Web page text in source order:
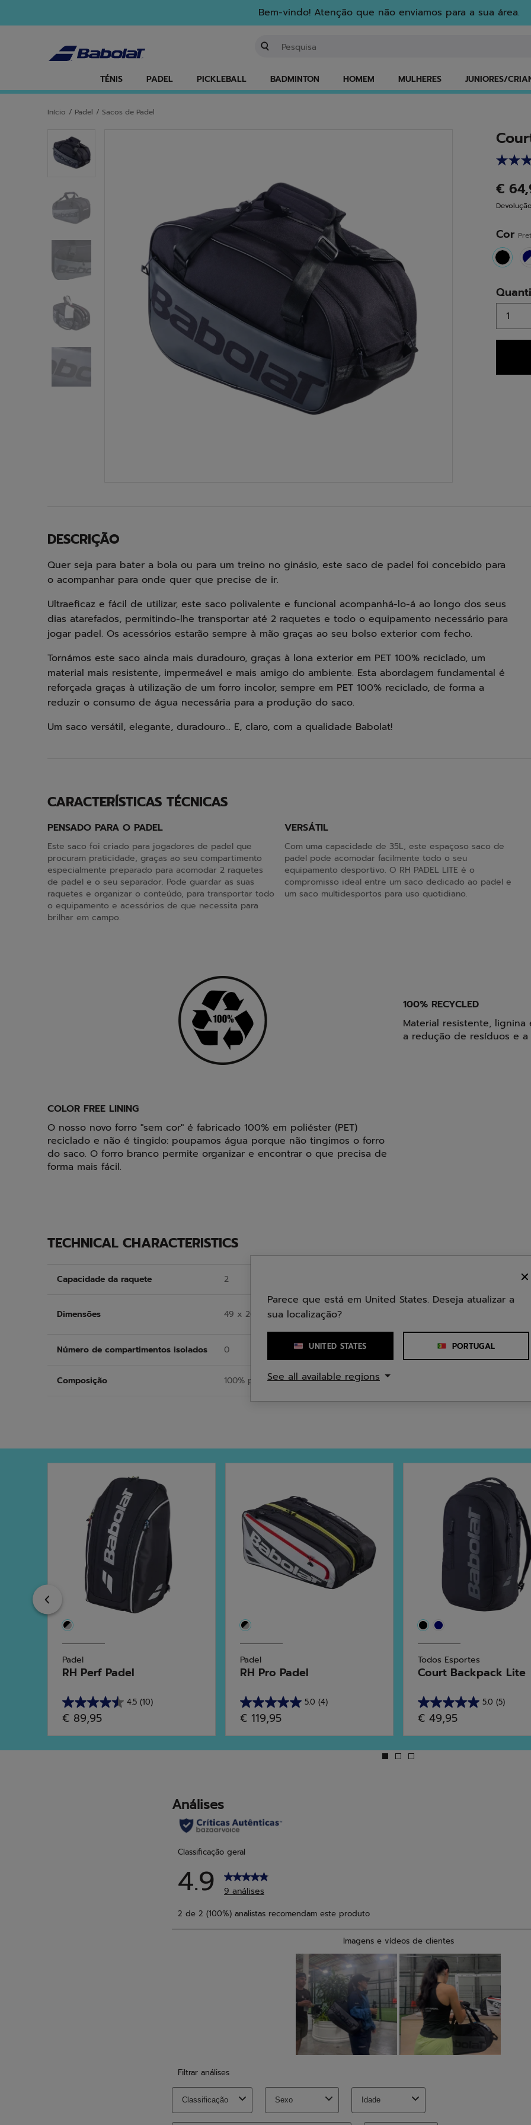
Bem-vindo! Atenção que não enviamos para a sua área.
TÉNIS PADEL PICKLEBALL BADMINTON HOMEM MULHERES JUNIORES/
Início / Padel / Sacos de Padel
€
Cor
DESCRIÇÃO
Quer seja para bater a bola ou para um treino no ginásio, este saco de padel foi concebido para
o acompanhar para onde quer que precise de ir.
Ultraeficaz e fácil de utilizar, este saco polivalente e funcional acompanhá-lo-á ao longo dos seus
dias atarefados, permitindo-lhe transportar até 2 raquetes e todo o equipamento necessário para
jogar padel. Os acessórios estarão sempre à mão graças ao seu bolso exterior com fecho.
Tornámos este saco ainda mais duradouro, graças à lona exterior em PET 100% reciclado, um
material mais resistente, impermeável e mais amigo do ambiente. Esta abordagem fundamental é
reforçada graças à utilização de um forro incolor, sempre em PET 100% reciclado, de forma a
reduzir o consumo de água necessária para a produção do saco.
Um saco versátil, elegante, duradouro... E, claro, com a qualidade Babolat!
CARACTERÍSTICAS TÉCNICAS
PENSADO PARA O PADEL
Este saco foi criado para jogadores de padel que
procuram praticidade, graças ao seu compartimento
especialmente preparado para acomodar 2 raquetes
de padel e o seu separador. Pode guardar as suas
raquetes e organizar o conteúdo, para transportar todo
o equipamento e acessórios de que necessita para
brilhar em campo.
VERSÁTIL
Com uma capacidade de 35L, este espaçoso saco de
padel pode acomodar facilmente todo o seu
equipamento desportivo. O RH PADEL LITE é o
compromisso ideal entre um saco dedicado ao padel e
um saco multidesportos para uso quotidiano.
100% RECYCLED
Material resistente,
a redução de resíduos e
COLOR FREE LINING
O nosso novo forro "sem cor" é fabricado 100% em poliéster (PET)
reciclado e não é tingido: poupamos água porque não tingimos o forro
do saco. O forro branco permite organizar e encontrar o que precisa de
forma mais fácil.
TECHNICAL CHARACTERISTICS
Capacidade da raquete 2
Dimensões 49 x 26 x 30 cm
Número de compartimentos isolados 0 Número de pegas
Composição 100% poliéster reciclado
Previous
Padel
RH Perf Padel
4.5 (10)
4.5
em
5
estrelas.
€ 89,95
Padel
RH Pro Padel
5.0 (4)
5.0
em
5
estrelas.
€ 119,95
Todos Esportes
Court Backpack Lite
5.0 (5)
5.0
em
5
estrelas.
€ 49,95
Parece que está em United States. Deseja atualizar a
sua localização?
UNITED STATES PORTUGAL
See all available regions